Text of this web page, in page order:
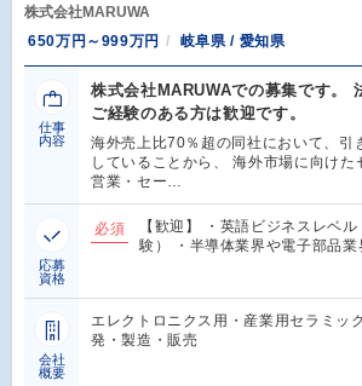
株式会社MARUWA
650万円～999万円
岐阜県 / 愛知県
仕事
内容
株式会社MARUWAでの募集です。
ご経験のある方は歓迎です。
海外売上比70％超の同社において、引
していることから、 海外市場に向けた
営業・セー…
応募
資格
必須
【歓迎】 ・英語ビジネスレベ
験） ・半導体業界や電子部品
会社
概要
エレクトロニクス用・産業用セラミッ
発・製造・販売